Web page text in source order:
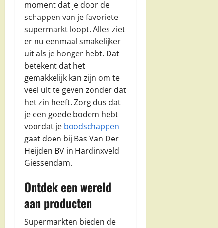
moment dat je door de
schappen van je favoriete
supermarkt loopt. Alles ziet
er nu eenmaal smakelijker
uit als je honger hebt. Dat
betekent dat het
gemakkelijk kan zijn om te
veel uit te geven zonder dat
het zin heeft. Zorg dus dat
je een goede bodem hebt
voordat je boodschappen
gaat doen bij Bas Van Der
Heijden BV in Hardinxveld
Giessendam.
Ontdek een wereld
aan producten
Supermarkten bieden de